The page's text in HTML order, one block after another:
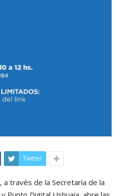
Twitter
a través de la Secretaría de la